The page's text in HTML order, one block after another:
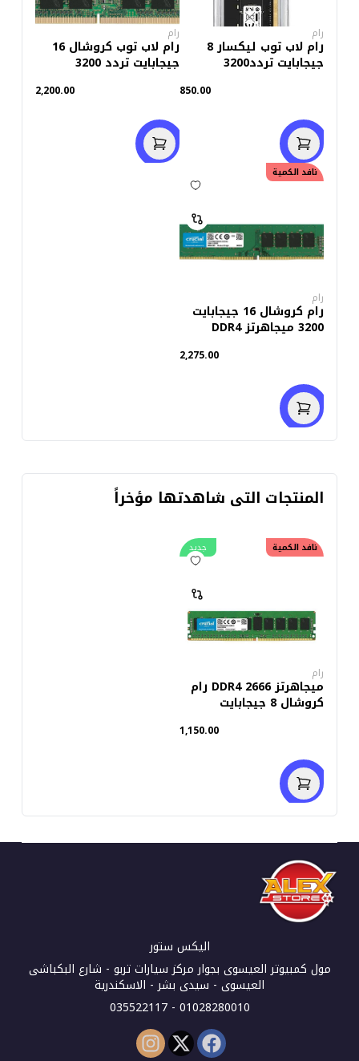
رام
رام لاب توب ليكسار 8
جيجابايت تردد3200
850.00
رام
رام لاب توب كروشال 16
جيجابايت تردد 3200
2,200.00
نافد الكمية
رام
رام كروشال 16 جيجابايت
3200 ميجاهرتز DDR4
2,275.00
المنتجات التى شاهدتها مؤخراً
جديد نافد الكمية
رام
ميجاهرتز 2666 DDR4 رام
كروشال 8 جيجابايت
1,150.00
اليكس ستور
مول كمبيوتر العيسوى بجوار مركز سيارات تربو - شارع البكباشى
العيسوى - سيدى بشر - الاسكندرية
01028280010 - 035522117